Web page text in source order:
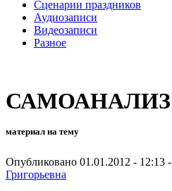
Сценарии праздников
Аудиозаписи
Видеозаписи
Разное
САМОАНАЛИЗ
материал на тему
Опубликовано 01.01.2012 - 12:13 -
Григорьевна